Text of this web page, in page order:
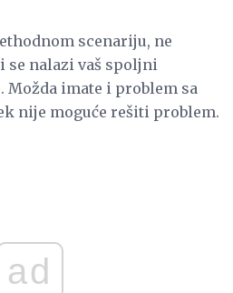
scenariju, ne
se nalazi vaš spoljni
Možda imate i problem sa
nije moguće rešiti problem.
ad